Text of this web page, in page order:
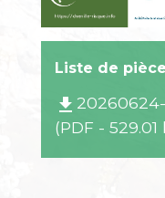
Liste de
file_download
(PDF - 529.01